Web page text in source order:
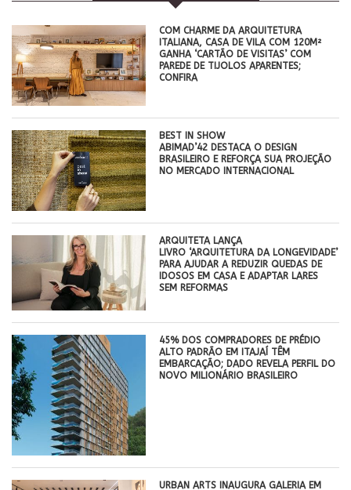
COM CHARME DA ARQUITETURA
ITALIANA, CASA DE VILA COM 120M²
GANHA ‘CARTÃO DE VISITAS’ COM
PAREDE DE TIJOLOS APARENTES;
CONFIRA
BEST IN SHOW
ABIMAD’42 DESTACA O DESIGN
BRASILEIRO E REFORÇA SUA PROJEÇÃO
NO MERCADO INTERNACIONAL
ARQUITETA LANÇA
LIVRO ‘ARQUITETURA DA LONGEVIDADE’
PARA AJUDAR A REDUZIR QUEDAS DE
IDOSOS EM CASA E ADAPTAR LARES
SEM REFORMAS
45% DOS COMPRADORES DE PRÉDIO
ALTO PADRÃO EM ITAJAÍ TÊM
EMBARCAÇÃO; DADO REVELA PERFIL DO
NOVO MILIONÁRIO BRASILEIRO
​URBAN ARTS INAUGURA GALERIA EM